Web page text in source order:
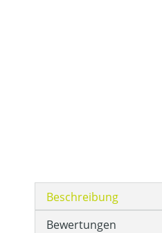
Beschreibung
Bewertungen